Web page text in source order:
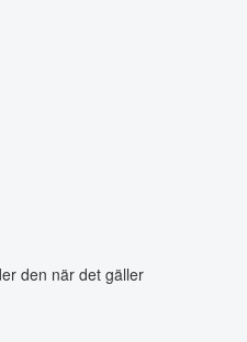
den när det gäller